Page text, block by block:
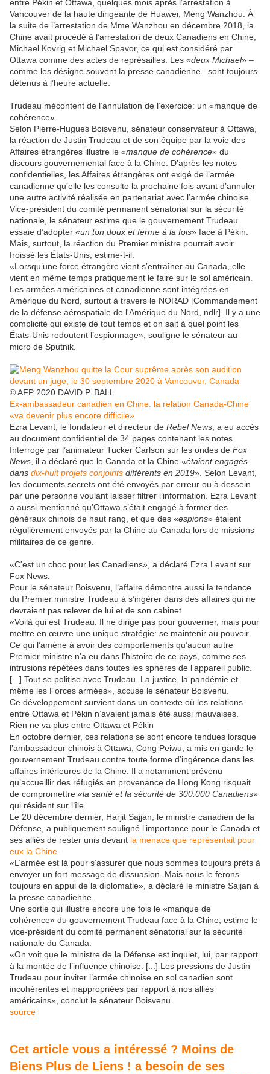
entre Pékin et Ottawa, quelques mois après l’arrestation à
Vancouver de la haute dirigeante de Huawei, Meng Wanzhou. À
la suite de l’arrestation de Mme Wanzhou en décembre 2018, la
Chine avait procédé à l’arrestation de deux Canadiens en Chine,
Michael Kovrig et Michael Spavor, ce qui est considéré par
Ottawa comme des actes de représailles. Les «deux Michael» –
comme les désigne souvent la presse canadienne– sont toujours
détenus à l’heure actuelle.
Trudeau mécontent de l’annulation de l’exercice: un «manque de
cohérence»
Selon Pierre-Hugues Boisvenu, sénateur conservateur à Ottawa,
la réaction de Justin Trudeau et de son équipe par la voie des
Affaires étrangères illustre le «manque de cohérence» du
discours gouvernemental face à la Chine. D’après les notes
confidentielles, les Affaires étrangères ont exigé de l’armée
canadienne qu’elle les consulte la prochaine fois avant d’annuler
une autre activité réalisée en partenariat avec l’armée chinoise.
Vice-président du comité permanent sénatorial sur la sécurité
nationale, le sénateur estime que le gouvernement Trudeau
essaie d’adopter «un ton doux et ferme à la fois» face à Pékin.
Mais, surtout, la réaction du Premier ministre pourrait avoir
froissé les États-Unis, estime-t-il:
«Lorsqu’une force étrangère vient s’entraîner au Canada, elle
vient en même temps pratiquement le faire sur le sol américain.
Les armées américaines et canadienne sont intégrées en
Amérique du Nord, surtout à travers le NORAD [Commandement
de la défense aérospatiale de l'Amérique du Nord, ndlr]. Il y a une
complicité qui existe de tout temps et on sait à quel point les
États-Unis redoutent l’espionnage», souligne le sénateur au
micro de Sputnik.
© AFP 2020 DAVID P. BALL
Ex-ambassadeur canadien en Chine: la relation Canada-Chine
«va devenir plus encore difficile»
Ezra Levant, le fondateur et directeur de Rebel News , a eu accès
au document confidentiel de 34 pages contenant les notes.
Interrogé par l’animateur Tucker Carlson sur les ondes de Fox
News , il a déclaré que le Canada et la Chine «étaient engagés
dans dix-huit projets conjoints différents en 2019». Selon Levant,
les documents secrets ont été envoyés par erreur ou à dessein
par une personne voulant laisser filtrer l’information. Ezra Levant
a aussi mentionné qu’Ottawa s’était engagé à former des
généraux chinois de haut rang, et que des «espions» étaient
régulièrement envoyés par la Chine au Canada lors de missions
militaires de ce genre.
«C'est un choc pour les Canadiens», a déclaré Ezra Levant sur
Fox News.
Pour le sénateur Boisvenu, l’affaire démontre aussi la tendance
du Premier ministre Trudeau à s’ingérer dans des affaires qui ne
devraient pas relever de lui et de son cabinet.
«Voilà qui est Trudeau. Il ne dirige pas pour gouverner, mais pour
mettre en œuvre une unique stratégie: se maintenir au pouvoir.
Ce qui l’amène à avoir des comportements qu’aucun autre
Premier ministre n’a eu dans l’histoire de ce pays, comme ses
intrusions répétées dans toutes les sphères de l’appareil public.
[...] Tout se politise avec Trudeau. La justice, la pandémie et
même les Forces armées», accuse le sénateur Boisvenu.
Ce développement survient dans un contexte où les relations
entre Ottawa et Pékin n’avaient jamais été aussi mauvaises.
Rien ne va plus entre Ottawa et Pékin
En octobre dernier, ces relations se sont encore tendues lorsque
l’ambassadeur chinois à Ottawa, Cong Peiwu, a mis en garde le
gouvernement Trudeau contre toute forme d’ingérence dans les
affaires intérieures de la Chine. Il a notamment prévenu
qu’accueillir des réfugiés en provenance de Hong Kong risquait
de compromettre «la santé et la sécurité de 300.000 Canadiens»
qui résident sur l’île.
Le 20 décembre dernier, Harjit Sajjan, le ministre canadien de la
Défense, a publiquement souligné l’importance pour le Canada et
ses alliés de rester unis devant la menace que représentait pour
eux la Chine
«L’armée est là pour s’assurer que nous sommes toujours prêts à
envoyer un fort message de dissuasion. Mais nous le ferons
toujours en appui de la diplomatie», a déclaré le ministre Sajjan à
la presse canadienne.
Une sortie qui illustre encore une fois le «manque de
cohérence» du gouvernement Trudeau face à la Chine, estime le
vice-président du comité permanent sénatorial sur la sécurité
nationale du Canada:
«On voit que le ministre de la Défense est inquiet, lui, par rapport
à la montée de l’influence chinoise. [...] Les pressions de Justin
Trudeau pour inviter l’armée chinoise en sol canadien sont
incohérentes et inappropriées par rapport à nos alliés
américains», conclut le sénateur Boisvenu.
source
Cet article vous a intéressé ? Moins de
Biens Plus de Liens ! a besoin de ses